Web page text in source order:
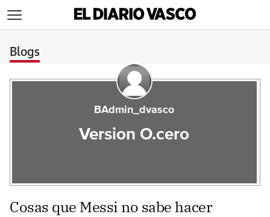
Blogs
BAdmin_dvasco
Version O.cero
Cosas que Messi no sabe hacer